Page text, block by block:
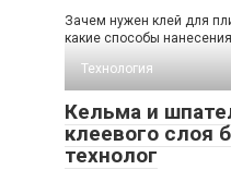
Зачем нужен клей для
какие способы
Технология
Кельма и
клеевого слоя
технолог